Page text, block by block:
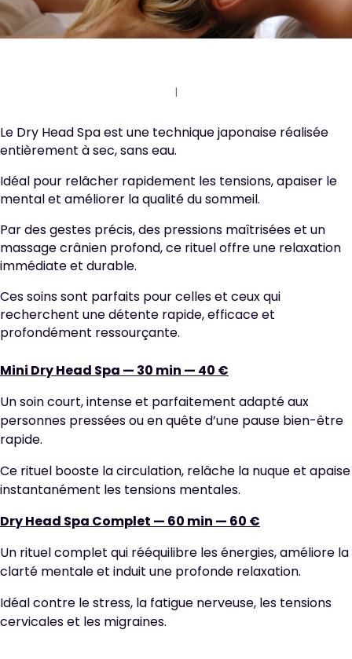
Le Dry Head Spa est une technique japonaise réalisée
entièrement à sec, sans eau.
Idéal pour relâcher rapidement les tensions, apaiser le
mental et améliorer la qualité du sommeil.
Par des gestes précis, des pressions maîtrisées et un
massage crânien profond, ce rituel offre une relaxation
immédiate et durable.
Ces soins sont parfaits pour celles et ceux qui
recherchent une détente rapide, efficace et
profondément ressourçante.
Mini Dry Head Spa — 30 min — 40 €
Un soin court, intense et parfaitement adapté aux
personnes pressées ou en quête d’une pause bien-être
rapide.
Ce rituel booste la circulation, relâche la nuque et apaise
instantanément les tensions mentales.
Dry Head Spa Complet — 60 min — 60 €
Un rituel complet qui rééquilibre les énergies, améliore la
clarté mentale et induit une profonde relaxation.
Idéal contre le stress, la fatigue nerveuse, les tensions
cervicales et les migraines.